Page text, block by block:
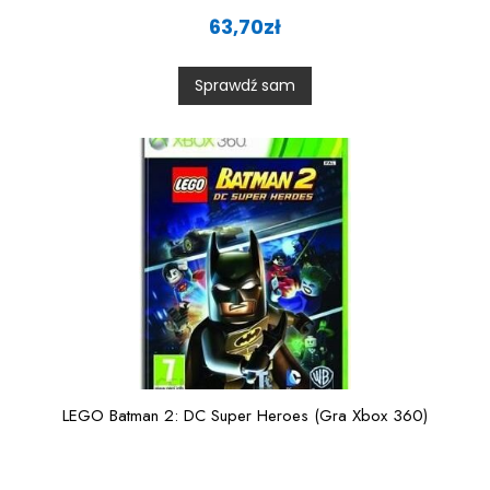
a
t
0
o
u
t
5
63,70zł
Sprawdź sam
LEGO Batman 2: DC Super Heroes (Gra Xbox 360)